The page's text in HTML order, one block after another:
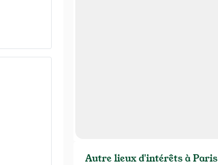
Autre lieux d'intérêts à Paris